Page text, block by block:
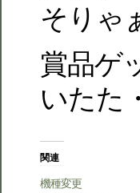
そりゃ
賞品ゲ
いたた
関連
機種変更